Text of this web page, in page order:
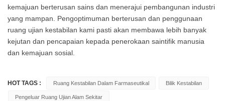
kemajuan berterusan sains dan menerajui pembangunan industri
yang mampan. Pengoptimuman berterusan dan penggunaan
ruang ujian kestabilan kami pasti akan membawa lebih banyak
kejutan dan pencapaian kepada penerokaan saintifik manusia
dan kemajuan sosial.
HOT TAGS : Ruang Kestabilan Dalam Farmaseutikal Bilik Kestabilan
Pengeluar Ruang Ujian Alam Sekitar